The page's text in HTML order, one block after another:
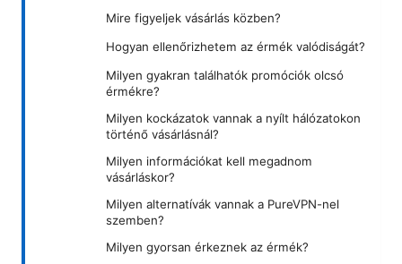
Mire figyeljek vásárlás közben?
Hogyan ellenőrizhetem az érmék valódiságát?
Milyen gyakran találhatók promóciók olcsó
érmékre?
Milyen kockázatok vannak a nyílt hálózatokon
történő vásárlásnál?
Milyen információkat kell megadnom
vásárláskor?
Milyen alternatívák vannak a PureVPN-nel
szemben?
Milyen gyorsan érkeznek az érmék?